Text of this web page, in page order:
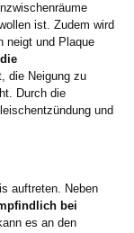
ist. Zudem wird
neigt und Plaque
die Neigung zu
Durch die
und
auftreten. Neben
bei
es an den